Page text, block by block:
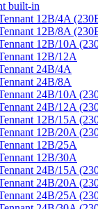
built-in
12B/4A
12B/8A
12B/10A
12B/12A
24B/4A
24B/8A
24B/10A
24B/12A
12B/15A
12B/20A
12B/25A
12B/30A
24B/15A
24B/20A
24B/25A